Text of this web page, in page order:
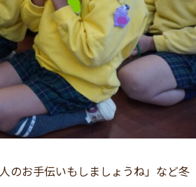
のお手伝いもしましょうね」など冬